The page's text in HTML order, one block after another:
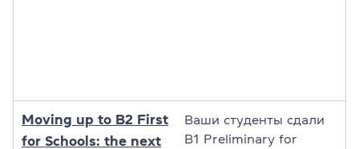
Moving up to B2 First
for Schools: the next
Ваши студенты сдали
B1 Preliminary for